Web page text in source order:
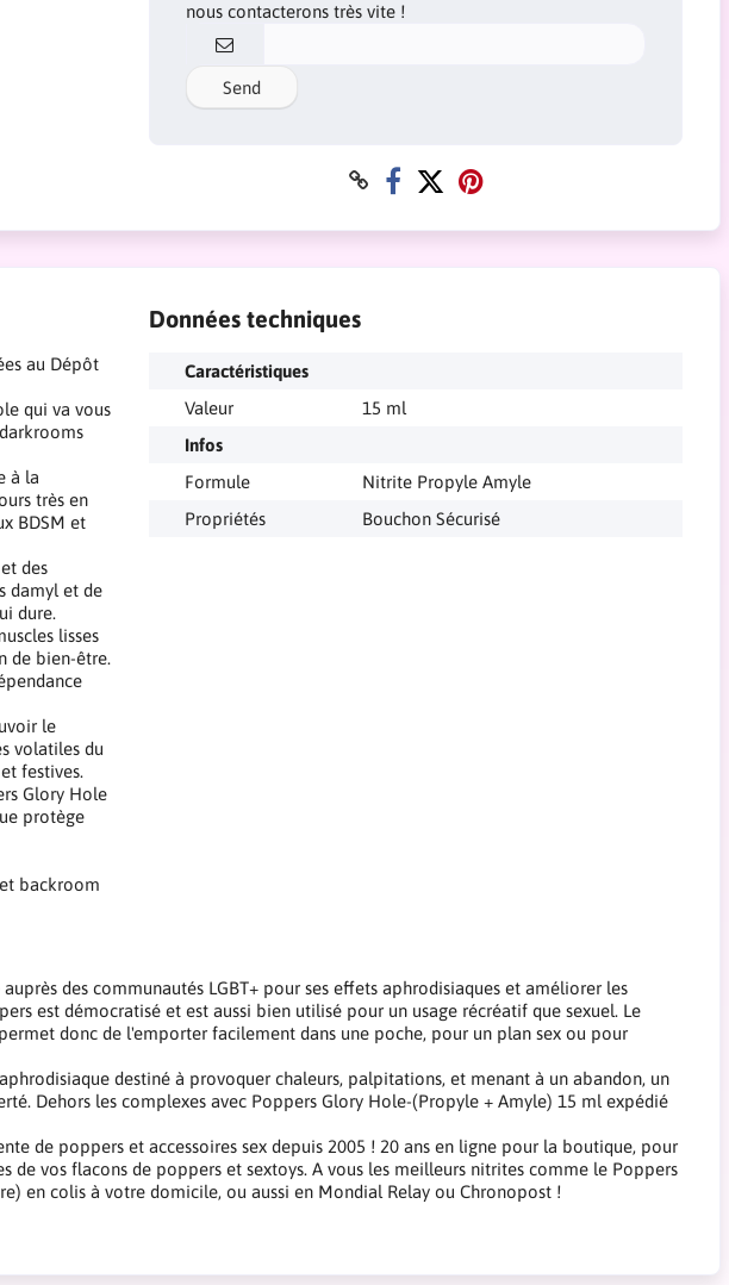
nous contacterons très vite !
Send
au Dépôt
qui va vous
à la
très en
BDSM et
des
et de
dure.
lisses
de bien-être.
le
volatiles du
festives.
Glory Hole
protège
backroom
Données techniques
Caractéristiques
Valeur
15 ml
Infos
Formule
Nitrite Propyle Amyle
Propriétés
Bouchon Sécurisé
des communautés LGBT+ pour ses effets aphrodisiaques et améliorer les
est démocratisé et est aussi bien utilisé pour un usage récréatif que sexuel. Le
donc de l'emporter facilement dans une poche, pour un plan sex ou pour
destiné à provoquer chaleurs, palpitations, et menant à un abandon, un
Dehors les complexes avec Poppers Glory Hole-(Propyle + Amyle) 15 ml expédié
de poppers et accessoires sex depuis 2005 ! 20 ans en ligne pour la boutique, pour
de vos flacons de poppers et sextoys. A vous les meilleurs nitrites comme le Poppers
en colis à votre domicile, ou aussi en Mondial Relay ou Chronopost !